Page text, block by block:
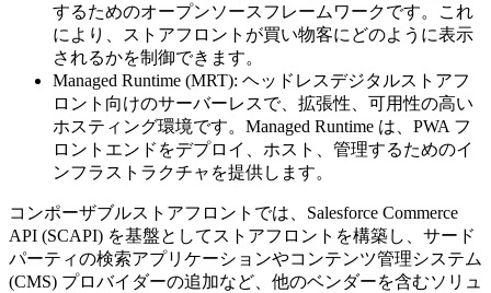
するためのオープンソースフレームワークです。これ
により、ストアフロントが買い物客にどのように表示
されるかを制御できます。
Managed Runtime (MRT): ヘッドレスデジタルストアフ
ロント向けのサーバーレスで、拡張性、可用性の高い
ホスティング環境です。Managed Runtime は、PWA フ
ロントエンドをデプロイ、ホスト、管理するためのイ
ンフラストラクチャを提供します。
コンポーザブルストアフロントでは、Salesforce Commerce
API (SCAPI) を基盤としてストアフロントを構築し、サード
パーティの検索アプリケーションやコンテンツ管理システム
(CMS) プロバイダーの追加など、他のベンダーを含むソリュ